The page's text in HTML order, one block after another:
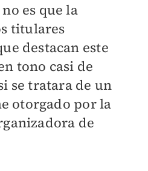
es que la
titulares
destacan este
tono casi de
se tratara de un
otorgado por la
de